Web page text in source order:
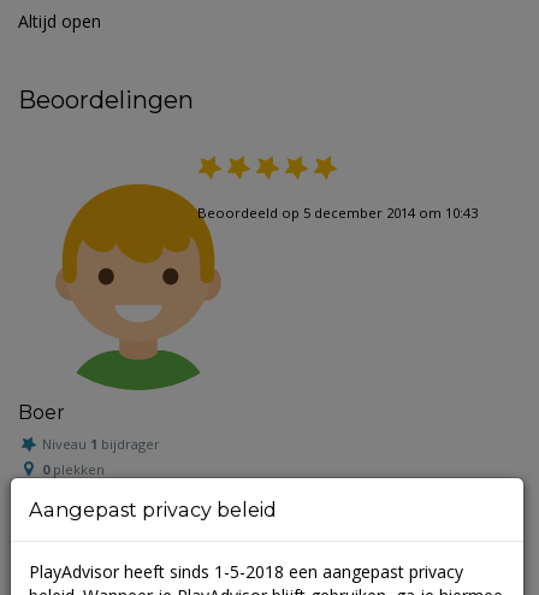
Altijd open
Beoordelingen
Boer
Niveau 1 bijdrager
0plekken
2beoordelingen
0nuttige
Beoordeeld op 5 december 2014 om 10:43
Aangepast privacy beleid
PlayAdvisor heeft sinds 1-5-2018 een aangepast privacy